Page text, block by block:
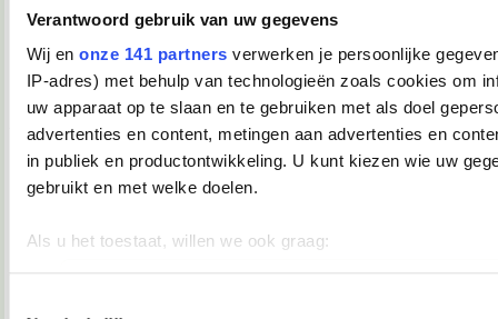
Verantwoord gebruik van uw gegevens
Wij en onze 141 partners verwerken je persoonlijke
IP-adres) met behulp van technologieën zoals cookies om
uw apparaat op te slaan en te gebruiken met als doel
advertenties en content, metingen aan advertenties en
in publiek en productontwikkeling. U kunt kiezen wie uw
gebruikt en met welke doelen.
Als u het toestaat, willen we ook graag:
Lentle schreef:
http://www.petitiononline.com/100dagen/petition.html
Je vraagt 't niet lief genoeg
__________________
En dat meen ik!
27-11-2007, 17:19
Ik heb het gedaan